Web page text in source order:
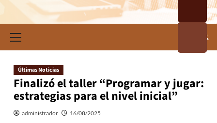
Últimas Noticias
Finalizó el taller “Programar y jugar:
estrategias para el nivel inicial”
administrador 16/08/2025
a
Investig
a